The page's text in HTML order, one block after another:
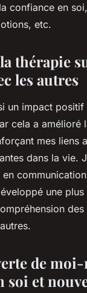
confiance en
etc.
thérapie
les autres
un impact
cela a amélioré
mes liens
dans la vie.
une
de
soi et